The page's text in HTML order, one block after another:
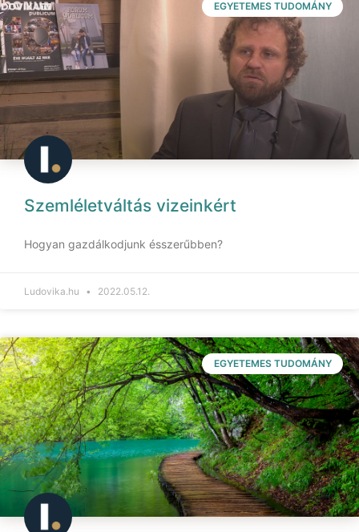
EGYETEMES TUDOMÁNY
Szemléletváltás vizeinkért
Hogyan gazdálkodjunk ésszerűbben?
Ludovika.hu 2022.05.12.
EGYETEMES TUDOMÁNY